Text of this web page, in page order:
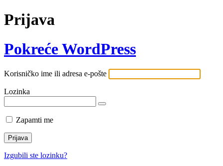
Prijava
Pokreće WordPress
Korisničko ime ili adresa e-pošte
Lozinka
Zapamti me
Izgubili ste lozinku?